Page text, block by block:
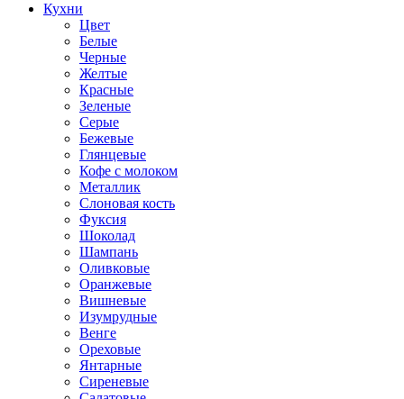
Кухни
Цвет
Белые
Черные
Желтые
Красные
Зеленые
Серые
Бежевые
Глянцевые
Кофе с молоком
Металлик
Слоновая кость
Фуксия
Шоколад
Шампань
Оливковые
Оранжевые
Вишневые
Изумрудные
Венге
Ореховые
Янтарные
Сиреневые